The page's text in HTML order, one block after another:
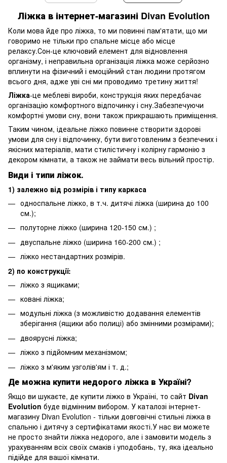
Ліжка в інтернет-магазині Divan Evolution
Коли мова йде про ліжка, то ми повинні пам'ятати, що ми
говоримо не тільки про спальне місце або місце
релаксу.Сон-це ключовий елемент для відновлення
організму, і неправильна організація ліжка може серйозно
вплинути на фізичний і емоційний стан людини протягом
всього дня, адже уві сні ми проводимо третину життя!
Ліжка-це меблеві вироби, конструкція яких передбачає
організацію комфортного відпочинку і сну.Забезпечуючи
комфортні умови сну, вони також прикрашають приміщення.
Таким чином, ідеальне ліжко повинне створити здорові
умови для сну і відпочинку, бути виготовленим з безпечних і
якісних матеріалів, мати стилістичну і колірну гармонію з
декором кімнати, а також не займати весь вільний простір.
Види і типи ліжок.
1) залежно від розмірів і типу каркаса
односпальне ліжко, в т.ч. дитячі ліжка (ширина до 100
см.);
полуторне ліжко (ширина 120-150 см.) ;
двуспальне ліжко (ширина 160-200 см.) ;
ліжко нестандартних розмірів.
2) по конструкції:
ліжко з ящиками;
ковані ліжка;
модульні ліжка (з можливістю додавання елементів
зберігання (ящики або полиці) або змінними розмірами);
двоярусні ліжка;
ліжко з підйомним механізмом;
ліжко з м'яким узголів'ям і т. д.;
Де можна купити недорого ліжка в Україні?
Якщо ви шукаєте, де купити ліжко в Україні, то сайт Divan
Evolution буде відмінним вибором. У каталозі інтернет-
магазину Divan Evolution - тільки довговічні стильні ліжка в
спальню і дитячу з сертифікатами якості.У нас ви можете
не просто знайти ліжка недорого, але і замовити модель з
урахуванням всіх своїх смаків і уподобань, ту, яка ідеально
підійде для вашої кімнати.